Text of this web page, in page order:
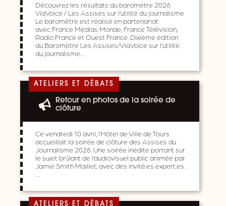
Découvrez les résultats du baromètre 2026
ViaVoice / Les Assises sur l’utilité du journalisme
Le baromètre est réalisé en partenariat
avec France Médias Monde, France Télévision,
Radio France et Ouest France. Dixième édition
du Baromètre Les Assises/ViaVoice sur l’utilité
du journalisme…
ATELIERS ET DÉBATS
Retour en photos de la soirée de
clôture
Ce vendredi 10 avril, l’Hôtel de Ville de Tours
accueillait la soirée de clôture des Assises du
Journalisme 2026. Une soirée inédite portant sur
le sujet brûlant de l’audiovisuel public animée par
Jamie Smith Maillet, avec des invité.es expert.es :
ATELIERS ET DÉBATS